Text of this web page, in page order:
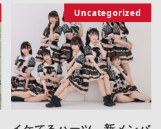
Uncategorized